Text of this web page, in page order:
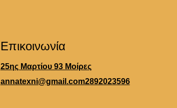
Επικοινωνία
25ης Μαρτίου 93 Μοίρες
annatexni@gmail.com2892023596